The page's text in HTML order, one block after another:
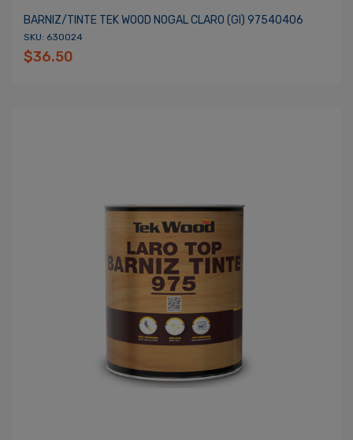
BARNIZ/TINTE TEK WOOD NOGAL CLARO (gl) 97540406
SKU: 630024
$36.50